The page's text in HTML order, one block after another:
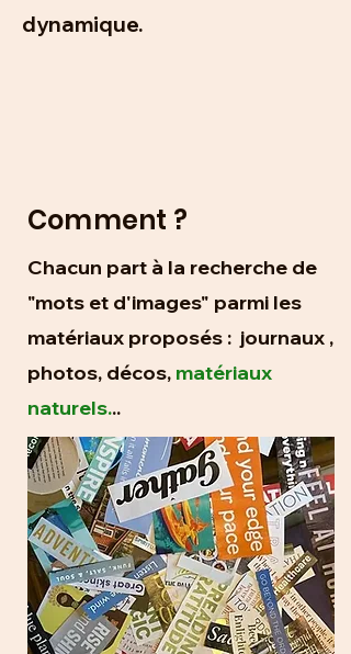
dynamique.
Comment ?
Chacun part à la recherche de
"mots et d'images" parmi les
matériaux proposés : journaux ,
photos, décos, matériaux
naturels...